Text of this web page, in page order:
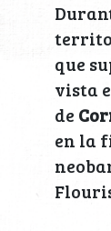
que
vista
de
en la